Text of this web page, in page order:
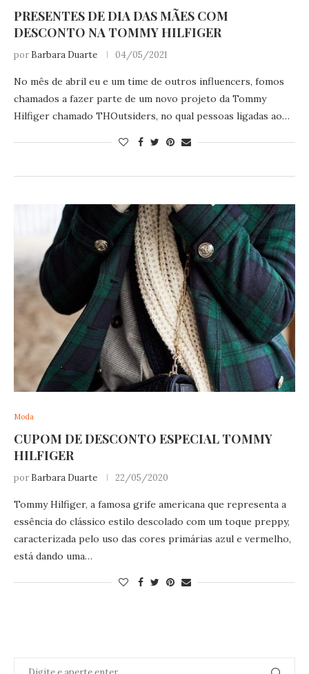
PRESENTES DE DIA DAS MÃES COM
DESCONTO NA TOMMY HILFIGER
por Barbara Duarte 04/05/2021
No mês de abril eu e um time de outros influencers, fomos
chamados a fazer parte de um novo projeto da Tommy
Hilfiger chamado THOutsiders, no qual pessoas ligadas ao…
Moda
CUPOM DE DESCONTO ESPECIAL TOMMY
HILFIGER
por Barbara Duarte 22/05/2020
Tommy Hilfiger, a famosa grife americana que representa a
essência do clássico estilo descolado com um toque preppy,
caracterizada pelo uso das cores primárias azul e vermelho,
está dando uma…